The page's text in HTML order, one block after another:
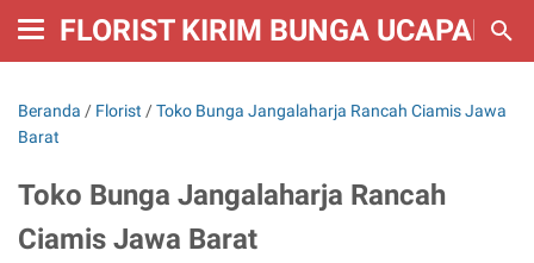
FLORIST KIRIM BUNGA UCAPAN
Beranda / Florist /Toko Bunga Jangalaharja Rancah Ciamis Jawa
Barat
Toko Bunga Jangalaharja Rancah
Ciamis Jawa Barat